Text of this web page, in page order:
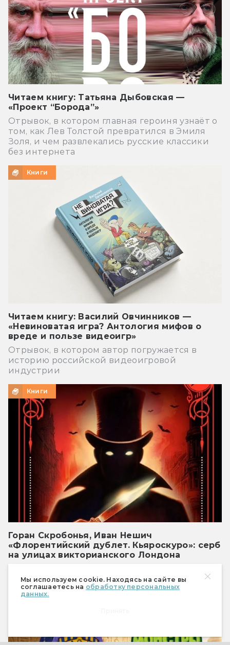
Мы используем cookie. Находясь на сайте вы
соглашаетесь на обработку персональных
данных.
Читаем книгу: Татьяна Дыбовская —
«Проект “Борода”»
Отрывок, в котором главная героиня узнаёт о
том, как Лев Толстой превратился в Эмиля
Золя, и чем развлекались русские классики
без интернета
Книги
Читаем книгу: Василий Овчинников —
«Невиноватая игра? Антология мифов о
вреде и пользе видеоигр»
Отрывок, в котором автор погружается в
историю российской видеоигровой
индустрии
Книги
Горан Скробонья, Иван Нешич
«Флорентийский дублет. Кьяроскуро»: серб
на улицах викторианского Лондона
фоне
РЕКЛАМА